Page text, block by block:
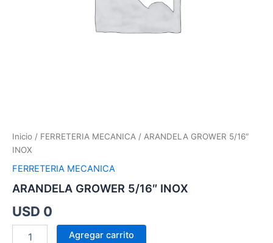
Inicio / FERRETERIA MECANICA / ARANDELA GROWER 5/16″
INOX
FERRETERIA MECANICA
ARANDELA GROWER 5/16″ INOX
USD 0
Agregar carrito